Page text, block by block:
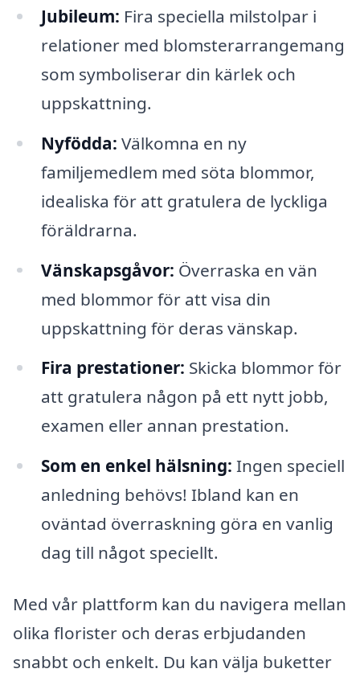
Jubileum: Fira speciella milstolpar i
relationer med blomsterarrangemang
som symboliserar din kärlek och
uppskattning.
Nyfödda: Välkomna en ny
familjemedlem med söta blommor,
idealiska för att gratulera de lyckliga
föräldrarna.
Vänskapsgåvor: Överraska en vän
med blommor för att visa din
uppskattning för deras vänskap.
Fira prestationer: Skicka blommor för
att gratulera någon på ett nytt jobb,
examen eller annan prestation.
Som en enkel hälsning: Ingen speciell
anledning behövs! Ibland kan en
oväntad överraskning göra en vanlig
dag till något speciellt.
Med vår plattform kan du navigera mellan
olika florister och deras erbjudanden
snabbt och enkelt. Du kan välja buketter